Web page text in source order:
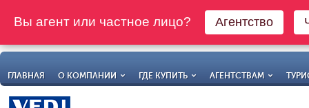
Вы агент или частное лицо? Агентство
ГЛАВНАЯ О КОМПАНИИ ГДЕ КУПИТЬ АГЕНТСТВАМ